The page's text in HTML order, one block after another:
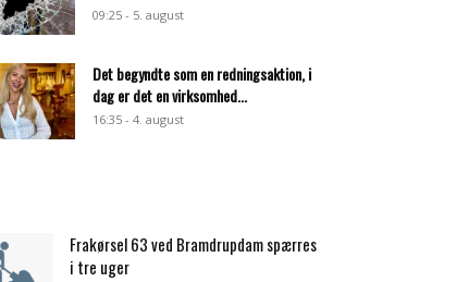
09:25 - 5. august
Det begyndte som en redningsaktion, i
dag er det en virksomhed...
16:35 - 4. august
Frakørsel 63 ved Bramdrupdam spærres
i tre uger